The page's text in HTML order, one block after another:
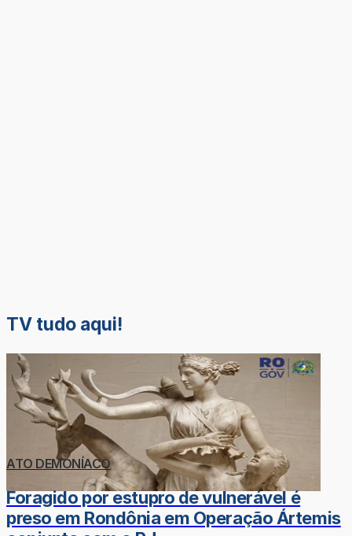
TV tudo aqui!
ATO DEMONÍACO
Foragido por estupro de vulnerável é
preso em Rondônia em Operação Ártemis